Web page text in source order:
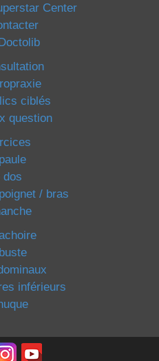
Center
ciblés
question
dos
/ bras
inférieurs